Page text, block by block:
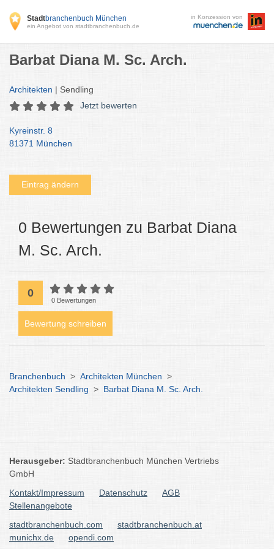
Stadtbranchenbuch München
ein Angebot von stadtbranchenbuch.de
in Konzession von
Barbat Diana M. Sc. Arch.
Architekten | Sendling
Jetzt bewerten
Kyreinstr. 8
81371 München
Eintrag ändern
0 Bewertungen zu Barbat Diana
M. Sc. Arch.
0
0 Bewertungen
Bewertung schreiben
Branchenbuch > Architekten München >
Architekten Sendling > Barbat Diana M. Sc. Arch.
Herausgeber: Stadtbranchenbuch München Vertriebs
GmbH
Kontakt/Impressum
Datenschutz
AGB
Stellenangebote
stadtbranchenbuch.com
stadtbranchenbuch.at
munichx.de
opendi.com